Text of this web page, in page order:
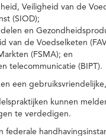
Veiligheid van de
(SIOD);
en
van de Voedselketen
(FSMA); en
telecommunicatie (BIPT).
een
kunnen
te verdedigen.